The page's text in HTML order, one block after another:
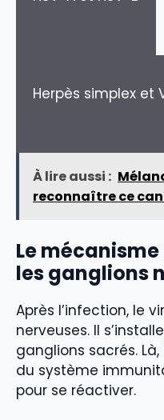
Herpès simplex et
À lire aussi :
reconnaître ce
Le
les ganglions
Après l’infection, le
nerveuses. Il
ganglions sacrés.
du système
pour se réactiver.